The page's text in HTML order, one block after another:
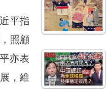
平指
照顧
亦表
，維